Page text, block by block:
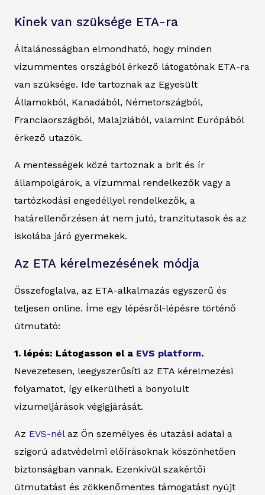
Kinek van szüksége ETA-ra
Általánosságban elmondható, hogy minden
vízummentes országból érkező látogatónak ETA-ra
van szüksége. Ide tartoznak az Egyesült
Államokból, Kanadából, Németországból,
Franciaországból, Malajziából, valamint Európából
érkező utazók.
A mentességek közé tartoznak a brit és ír
állampolgárok, a vízummal rendelkezők vagy a
tartózkodási engedéllyel rendelkezők, a
határellenőrzésen át nem jutó, tranzitutasok és az
iskolába járó gyermekek.
Az ETA kérelmezésének módja
Összefoglalva, az ETA-alkalmazás egyszerű és
teljesen online. Íme egy lépésről-lépésre történő
útmutató:
1. lépés: Látogasson el a EVS platform.
Nevezetesen, leegyszerűsíti az ETA kérelmezési
folyamatot, így elkerülheti a bonyolult
vízumeljárások végigjárását.
Az EVS-nélaz Ön személyes és utazási adatai a
szigorú adatvédelmi előírásoknak köszönhetően
biztonságban vannak. Ezenkívül szakértői
útmutatást és zökkenőmentes támogatást nyújt